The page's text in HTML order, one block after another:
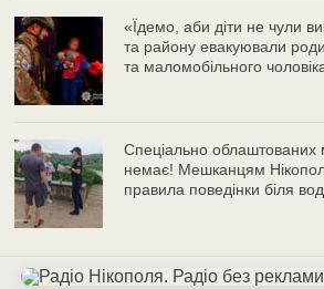
«Їдемо, аби діти не чули
та району евакуювали
та маломобільного
Спеціально облаштованих
немає! Мешканцям
правила поведінки біля